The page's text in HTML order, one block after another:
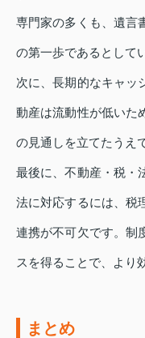
専門家の多くも、遺言
の第一歩であるとして
次に、長期的なキャッ
動産は流動性が低いた
の見通しを立てたうえ
最後に、不動産・税・
法に対応するには、税
連携が不可欠です。制
スを得ることで、より
まとめ